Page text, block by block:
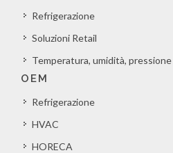
Refrigerazione
Soluzioni Retail
Temperatura, umidità, pressione
OEM
Refrigerazione
HVAC
HORECA